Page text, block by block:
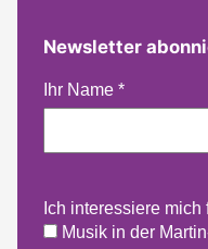
Newsletter
Ihr Name *
Ich interessiere
Musik in der